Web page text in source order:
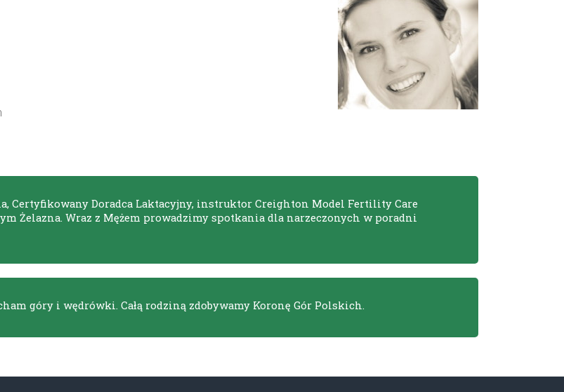
Certyfikowany Doradca Laktacyjny, instruktor Creighton Model Fertility Care
Żelazna. Wraz z Mężem prowadzimy spotkania dla narzeczonych w poradni
góry i wędrówki. Całą rodziną zdobywamy Koronę Gór Polskich.